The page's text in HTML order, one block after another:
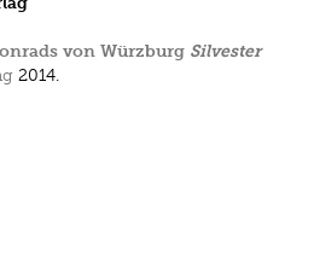
von Würzburg Silvester
2014.